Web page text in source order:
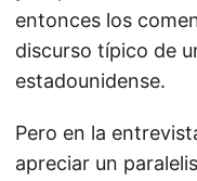
entonces los
discurso típico de
estadounidense.
Pero en la
apreciar un